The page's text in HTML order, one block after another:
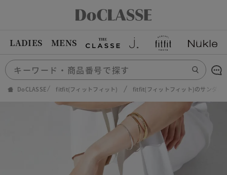
LADIES MENS
DoCLASSE fitfit(フィットフィット) fitfit(フィットフィット)のサンダル